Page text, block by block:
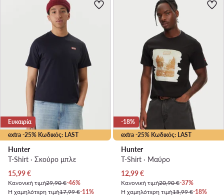
extra -25% Κωδικός: LAST
Ευκαιρία
Hunter
T-Shirt · Σκούρο μπλε
Τρέχουσα τιμή
15,99€
Κανονική τιμή29,90 €-46%
Η χαμηλότερη τιμή17,99 €-11%
extra -25% Κωδικός: LAST
-18%
Hunter
T-Shirt · Μαύρο
Τρέχουσα τιμή
12,99€
Κανονική τιμή20,90 €-37%
Η χαμηλότερη τιμή15,99 €-18%